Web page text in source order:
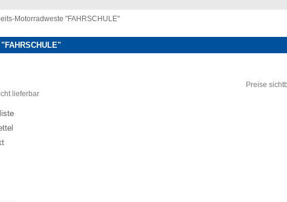
Motorradweste "FAHRSCHULE"
lieferbar
Preise